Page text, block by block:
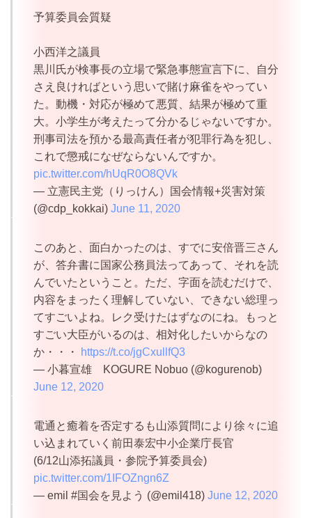
予算委員会質疑
小西洋之議員
黒川氏が検事長の立場で緊急事態宣言下に、自分
さえ良ければという思いで賭け麻雀をやってい
た。動機・対応が極めて悪質、結果が極めて重
大。小学生が考えたって分かるじゃないですか。
刑事司法を預かる最高責任者が犯罪行為を犯し、
これで懲戒になぜならないんですか。
pic.twitter.com/hUqR0O8QVk
— 立憲民主党（りっけん）国会情報+災害対策
(@cdp_kokkai) June 11, 2020
このあと、面白かったのは、すでに安倍晋三さん
が、答弁書に国家公務員法ってあって、それを読
んでいたということ。ただ、字面を読むだけで、
内容をまったく理解していない、できない総理っ
てすごいよね。レク受けたはずなのにね。もっと
すごい大臣がいるのは、相対化したいからなの
か・・・
https://t.co/jgCxullfQ3
— 小暮宣雄 KOGURE Nobuo (@kogurenob)
June 12, 2020
電通と癒着を否定するも山添質問により徐々に追
い込まれていく前田泰宏中小企業庁長官
(6/12山添拓議員・参院予算委員会)
pic.twitter.com/1IFOZngn6Z
— emil #国会を見よう (@emil418) June 12, 2020